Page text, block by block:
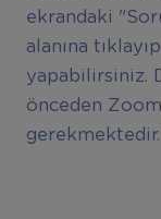
ekrandaki
alanına
yapabilirsiniz.
önceden
gerekmektedir.